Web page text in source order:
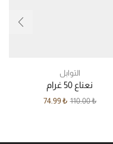
التوابل
نعناع 50 غرام
110.00₺
74.99 ₺